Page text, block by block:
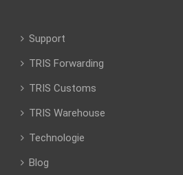
Support
TRIS Forwarding
TRIS Customs
TRIS Warehouse
Technologie
Blog